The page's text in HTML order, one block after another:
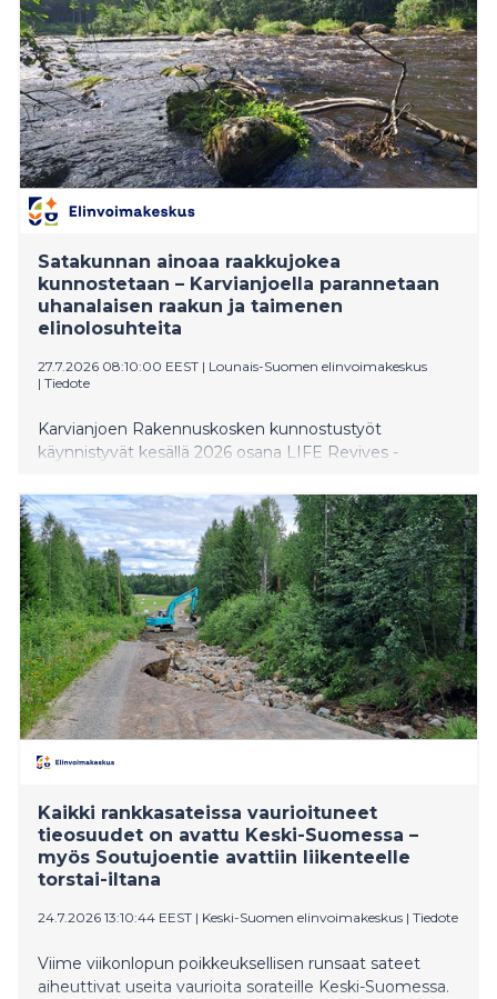
lähemmäs vuodenajan keskimääräistä tasoa.
Satakunnan ainoaa raakkujokea
kunnostetaan – Karvianjoella parannetaan
uhanalaisen raakun ja taimenen
elinolosuhteita
27.7.2026 08:10:00 EEST | Lounais-Suomen elinvoimakeskus
| Tiedote
Karvianjoen Rakennuskosken kunnostustyöt
käynnistyvät kesällä 2026 osana LIFE Revives -
jokihelmisimpukan eli raakun sekä sen isäntäkalan
taimenen elinympäristöjä Satakunnan ainoassa jäljellä
olevassa raakkujoessa. Kunnostuksen aikana
järjestetään mediapäivä 6.8.2026, jolloin kunnostuksia
voi tulla seuraamaan.
Kaikki rankkasateissa vaurioituneet
tieosuudet on avattu Keski-Suomessa –
myös Soutujoentie avattiin liikenteelle
torstai-iltana
24.7.2026 13:10:44 EEST | Keski-Suomen elinvoimakeskus | Tiedote
Viime viikonlopun poikkeuksellisen runsaat sateet
aiheuttivat useita vaurioita sorateille Keski-Suomessa.